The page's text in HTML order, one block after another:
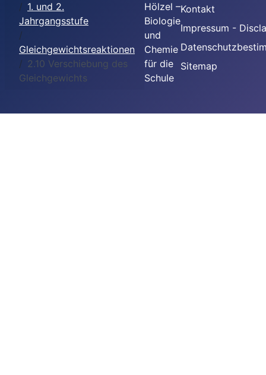
1. und 2.
Jahrgangsstufe
Gleichgewichtsreaktionen
2.10 Verschiebung des
Gleichgewichts
Hölzel –
Biologie
und
Chemie
für die
Schule
Kontakt
Impressum -
Sitemap